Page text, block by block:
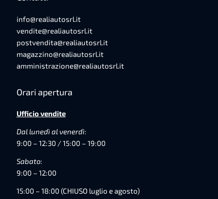
info@realiautosrl.it
vendite@realiautosrl.it
postvendita@realiautosrl.it
magazzino@realiautosrl.it
amministrazione@realiautosrl.it
Orari apertura
Ufficio vendite
Dal lunedì al venerdì:
9:00 – 12:30 / 15:00 – 19:00
Sabato:
9:00 – 12:00
15:00 – 18:00 (CHIUSO luglio e agosto)